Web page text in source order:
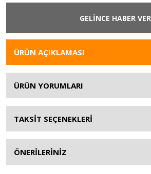
GELİNCE HABER VER
ÜRÜN AÇIKLAMASI
ÜRÜN YORUMLARI
TAKSİT SEÇENEKLERİ
ÖNERİLERİNİZ